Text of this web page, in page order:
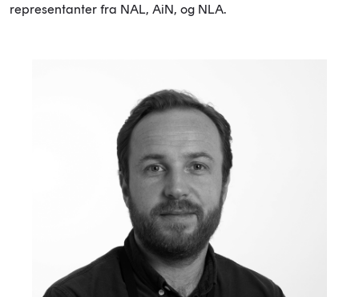
representanter fra NAL, AiN, og NLA.